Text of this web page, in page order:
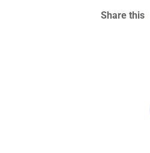
Share this